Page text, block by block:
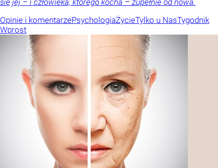
Opinie i komentarzePsychologiaŻycieTylko u NasTygodnik
Wprost